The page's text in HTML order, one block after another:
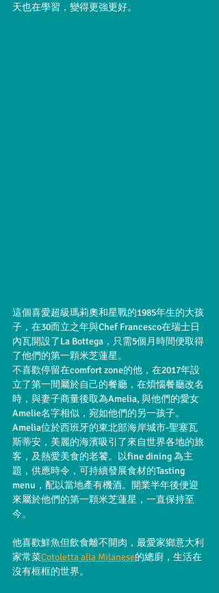
天也在學習，變得更強更好。
這個喜愛超級瑪莉奧和星戰的1985年生的大孩
子，在30而立之年與Chef Francesco在瑞士日
內瓦開設了La Bottega，只需5個月時間便取得
了他們的第一顆米芝蓮星。
不喜歡停留在comfort zone的他，在2017年設
立了第一間屬於自己的餐廳，在煩惱餐廳改名
時，與妻子商量後取為Amelia, 與他們的愛女
Amelie名字相似，宛如他們的另一孩子。
Amelia位於西班牙的東北部海岸城市-聖塞瓦
斯蒂安，美麗的海濱吸引了來自世界各地的旅
客，及熱愛美食的老饕。以fine dining 為主
題，供應時令，可持續發展食材的Tasting
menu，配以當地產有機酒。開業半年後便迎
來屬於他們的第一顆米芝蓮星，一直保持至
今。
他喜歡鮮魚但飲食離不開肉，最愛家鄉意大利
家常菜Cotoletta alla Milanese的總廚，生活在
沒有框框的世界。